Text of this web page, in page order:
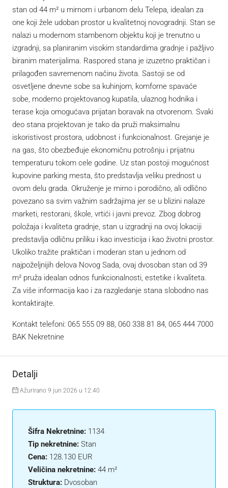
stan od 44 m² u mirnom i urbanom delu Telepa, idealan za
one koji žele udoban prostor u kvalitetnoj novogradnji. Stan se
nalazi u modernom stambenom objektu koji je trenutno u
izgradnji, sa planiranim visokim standardima gradnje i pažljivo
biranim materijalima. Raspored stana je izuzetno praktičan i
prilagođen savremenom načinu života. Sastoji se od
osvetljene dnevne sobe sa kuhinjom, komforne spavaće
sobe, moderno projektovanog kupatila, ulaznog hodnika i
terase koja omogućava prijatan boravak na otvorenom. Svaki
deo stana projektovan je tako da pruži maksimalnu
iskoristivost prostora, udobnost i funkcionalnost. Grejanje je
na gas, što obezbeđuje ekonomičnu potrošnju i prijatnu
temperaturu tokom cele godine. Uz stan postoji mogućnost
kupovine parking mesta, što predstavlja veliku prednost u
ovom delu grada. Okruženje je mirno i porodično, ali odlično
povezano sa svim važnim sadržajima jer se u blizini nalaze
marketi, restorani, škole, vrtići i javni prevoz. Zbog dobrog
položaja i kvaliteta gradnje, stan u izgradnji na ovoj lokaciji
predstavlja odličnu priliku i kao investicija i kao životni prostor.
Ukoliko tražite praktičan i moderan stan u jednom od
najpoželjnijih delova Novog Sada, ovaj dvosoban stan od 39
m² pruža idealan odnos funkcionalnosti, estetike i kvaliteta.
Za više informacija kao i za razgledanje stana slobodno nas
kontaktirajte.
Kontakt telefoni: 065 555 09 88, 060 338 81 84, 065 444 7000
BAK Nekretnine
Detalji
Ažurirano 9 jun 2026 u 12:40
Šifra Nekretnine: 1134
Tip nekretnine: Stan
Cena: 128.130 EUR
Veličina nekretnine: 44 m²
Struktura: Dvosoban